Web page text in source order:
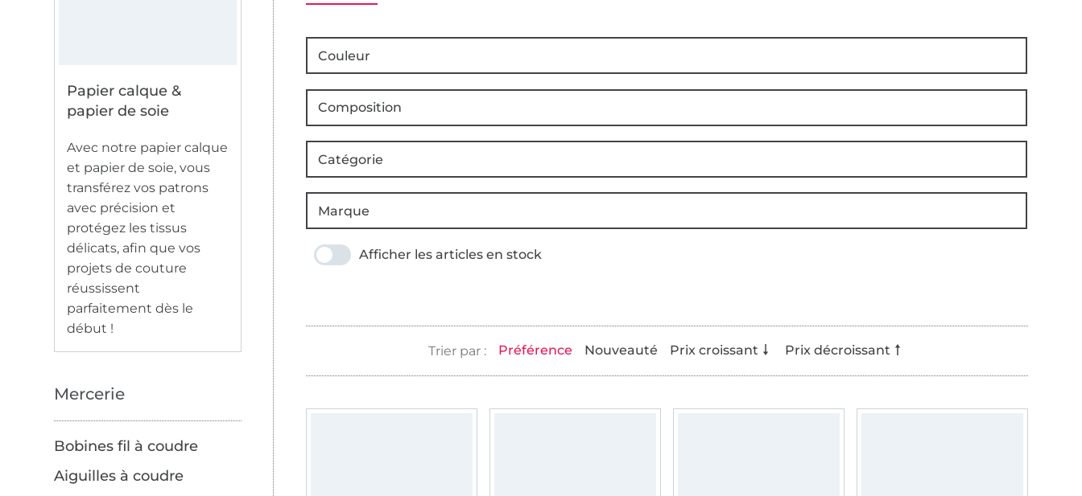
Papier calque &
papier de soie
Avec notre papier calque
et papier de soie, vous
transférez vos patrons
avec précision et
protégez les tissus
délicats, afin que vos
projets de couture
réussissent
parfaitement dès le
début !
Mercerie
Bobines fil à coudre
Aiguilles à coudre
Couleur
Composition
Catégorie
Marque
Afficher les articles en stock
Préférence Nouveauté Prix croissant Prix décroissant